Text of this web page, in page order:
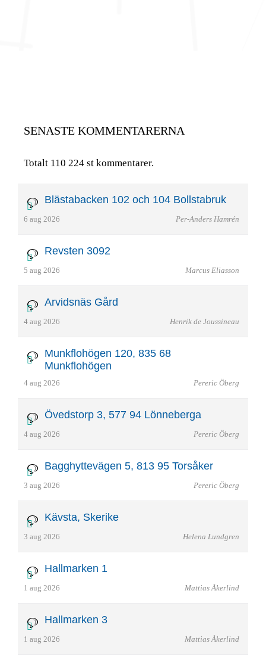
SENASTE KOMMENTARERNA
Totalt 110 224 st kommentarer.
Blästabacken 102 och 104 Bollstabruk
6 aug 2026 Per-Anders Hamrén
Revsten 3092
5 aug 2026 Marcus Eliasson
Arvidsnäs Gård
4 aug 2026 Henrik de Joussineau
Munkflohögen 120, 835 68
Munkflohögen
4 aug 2026 Pereric Öberg
Övedstorp 3, 577 94 Lönneberga
4 aug 2026 Pereric Öberg
Bagghyttevägen 5, 813 95 Torsåker
3 aug 2026 Pereric Öberg
Kävsta, Skerike
3 aug 2026 Helena Lundgren
Hallmarken 1
1 aug 2026 Mattias Åkerlind
Hallmarken 3
1 aug 2026 Mattias Åkerlind